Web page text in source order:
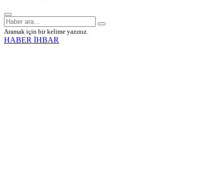
Aramak için bir kelime yazınız.
HABER İHBAR